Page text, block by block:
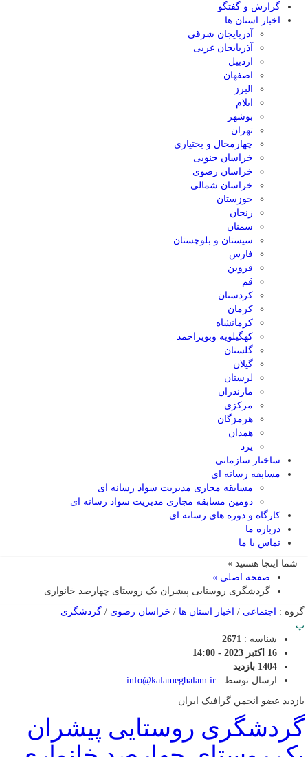
گزارش و گفتگو
اخبار استان ها
آذربایجان شرقی
آذربایجان غربی
اردبیل
اصفهان
البرز
ایلام
بوشهر
تهران
چهارمحال و بختیاری
خراسان جنوبی
خراسان رضوی
خراسان شمالی
خوزستان
زنجان
سمنان
سیستان و بلوچستان
فارس
قزوین
قم
کردستان
کرمان
کرمانشاه
کهگیلویه وبویراحمد
گلستان
گیلان
لرستان
مازندران
مرکزی
هرمزگان
همدان
یزد
ساختار سازمانی
مسابقه رسانه ای
مسابقه مجازی مدیریت سواد رسانه ای
دومین مسابقه مجازی مدیریت سواد رسانه ای
کارگاه و دوره های رسانه ای
درباره ما
تماس با ما
شما اینجا هستید »
صفحه اصلی »
گردشگری روستایی پیشران یک روستای چهارصد خانواری
گروه :
اجتماعی / اخبار استان ها / خراسان رضوی / گردشگری
پ
شناسه : 2671
16 اکتبر 2023 - 14:00
1404 بازدید
ارسال توسط : info@kalameghalam.ir
بازدید عضو انجمن گرافیک ایران
گردشگری روستایی پیشران